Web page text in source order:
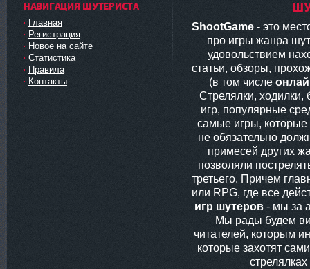
НАВИГАЦИЯ ШУТЕРИСТА
Главная
Регистрация
Новое на сайте
Статистика
Правила
Контакты
ShootGame- это
про игры жанра
удовольствием
статьи, обзоры,
(в том числе
Стрелялки, ходилки,
игр, популярные
самые игры, которые
не обязательно
примесей других
позволяли
третьего. Причем
или RPG, где все
игр шутеров- мы за
Мы рады будем
читателей, которым
которые захотят